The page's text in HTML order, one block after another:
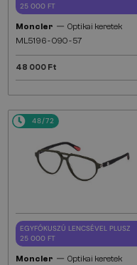
25 000 FT
Moncler — Optikai keretek
ML5196 - 090 - 57
48 000 Ft
48/72
EGYFÓKUSZÚ LENCSÉVEL PLUSZ
25 000 FT
Moncler — Optikai keretek